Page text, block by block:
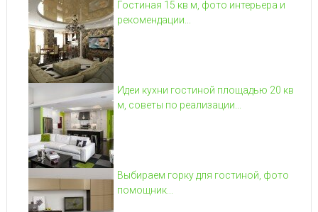
Гостиная 15 кв м, фото интерьера и
рекомендации...
Идеи кухни гостиной площадью 20 кв
м, советы по реализации...
Выбираем горку для гостиной, фото
помощник...